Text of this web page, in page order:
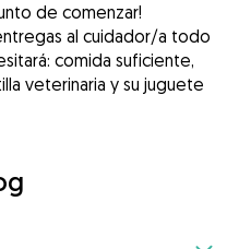
de comenzar!
al cuidador/a todo
comida suficiente,
veterinaria y su juguete